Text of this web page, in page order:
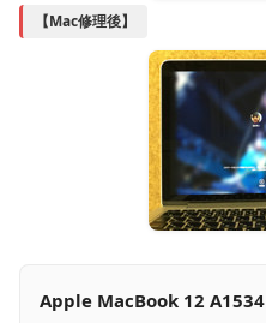
【Mac修理後】
Apple MacBook 12 A1534